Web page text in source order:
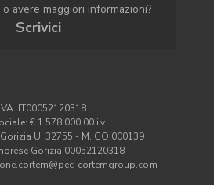
avere maggiori informazioni?
Scrivici
IT00052120318
€ 1.578.000,00 i.v.
U. 32755 - M. GO 000139
Gorizia 00052120318
cortemgroup.com